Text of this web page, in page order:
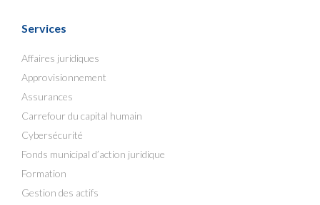
Services
Affaires juridiques
Approvisionnement
Assurances
Carrefour du capital humain
Cybersécurité
Fonds municipal d’action juridique
Formation
Gestion des actifs